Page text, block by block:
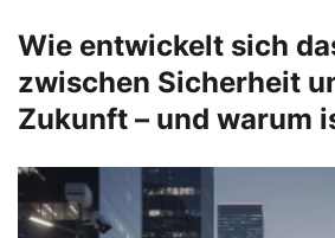
Wie entwickelt sich
zwischen Sicherheit
Zukunft – und warum